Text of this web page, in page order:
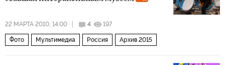
22 МАРТА 2010, 14:00 4 197
Фото Мультимедиа Россия Архив 2015